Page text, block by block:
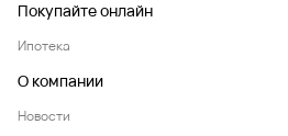
Покупайте онлайн
Ипотека
О компании
Новости